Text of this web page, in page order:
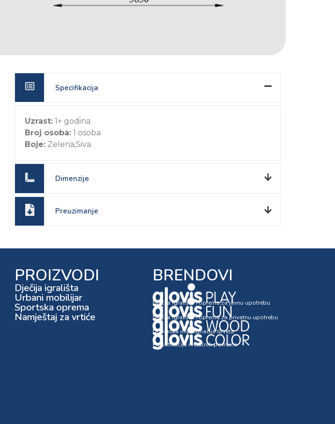
Specifikacija
Uzrast: 1+ godina
Broj osoba: 1 osoba
Boje: Zelena,Siva
Dimenzije
Preuzimanje
PROIZVODI
Dječija igrališta
Urbani mobilijar
Sportska oprema
Namještaj za vrtiće
BRENDOVI
Dječija igrališta i oprema za javnu upotrebu
Dječija igrališta i oprema za privatnu upotrebu
Dubinska impregnacija drveta
Plastifikacija metalnih površina